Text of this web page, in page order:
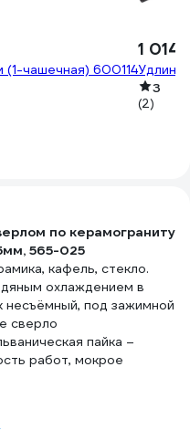
(1-чашечная) 600114
1 014
3
(2)
по керамограниту
565-025
кафель, стекло.
охлаждением в
под зажимной
сверло
пайка –
работ, мокрое